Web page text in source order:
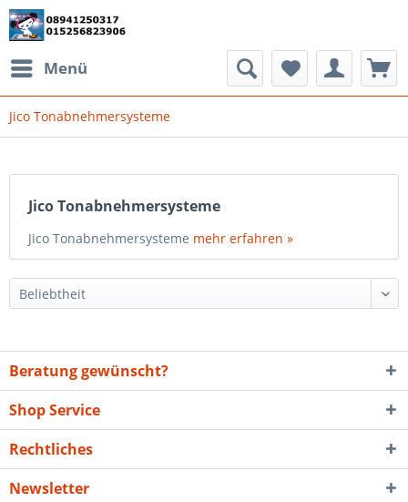
Menü
Jico Tonabnehmersysteme
Jico Tonabnehmersysteme
Jico Tonabnehmersysteme mehr erfahren »
Beratung gewünscht?
Shop Service
Rechtliches
Newsletter